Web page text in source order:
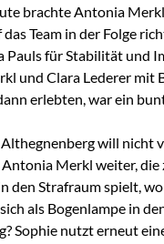
brachte Antonia
Team in der Folge
für Stabilität und
und Clara Lederer mit
erlebten, war ein
will nicht
Merkl weiter,
den Strafraum spielt,
als Bogenlampe in
Sophie nutzt erneut